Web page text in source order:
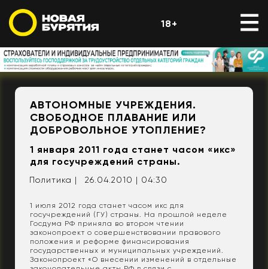
18+
АВТОНОМНЫЕ УЧРЕЖДЕНИЯ.
СВОБОДНОЕ ПЛАВАНИЕ ИЛИ
ДОБРОВОЛЬНОЕ УТОПЛЕНИЕ?
1 января 2011 года станет часом «икс»
для госучреждений страны.
Политика | 26.04.2010 | 04:30
1 июля 2012 года станет часом икс для
госучреждений (ГУ) страны. На прошлой неделе
Госдума РФ приняла во втором чтении
законопроект о совершенствовании правового
положения и реформе финансирования
государственных и муниципальных учреждений.
Законопроект «О внесении изменений в отдельные